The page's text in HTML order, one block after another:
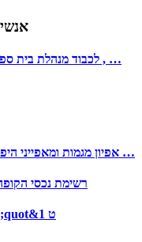
20.4.07 לכבוד מנהלת בית ספר תפנית , נ,ג אביתר בריכוזו של מר , …
אפיון מגמות ומאפייני היפגעות ומעלה המאושפזים 65 של בני כתוצאה …
רשימת נכסי הקופה – רבעון שני
טופס בקשת יציאה לשנת השתלמות – תשע;quot&ט 1